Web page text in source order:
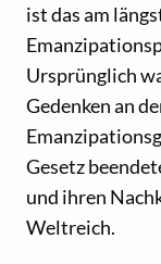
ist das am
Ursprünglich
Gedenken an
Gesetz
und ihren
Weltreich.